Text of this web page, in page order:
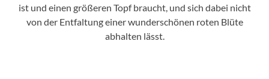
ist und einen größeren Topf braucht, und sich dabei nicht
von der Entfaltung einer wunderschönen roten Blüte
abhalten lässt.